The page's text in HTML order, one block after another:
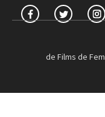
de Films de